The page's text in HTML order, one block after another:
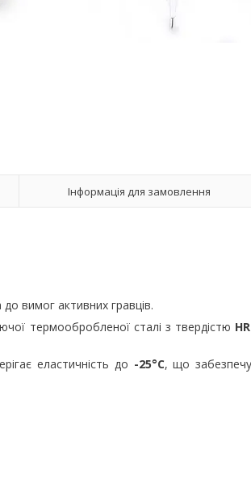
Інформація для замовлення
вимог активних гравців.
термообробленої сталі з твердістю
еластичність до -25°C, що